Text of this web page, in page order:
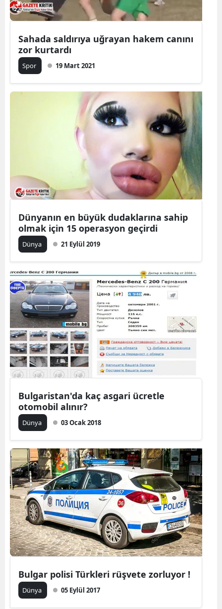
Sahada saldırıya uğrayan hakem canını
zor kurtardı
Spor 19 Mart 2021
Dünyanın en büyük dudaklarına sahip
olmak için 15 operasyon geçirdi
Dünya 21 Eylül 2019
Bulgaristan'da kaç asgari ücretle
otomobil alınır?
Dünya 03 Ocak 2018
Bulgar polisi Türkleri rüşvete zorluyor !
Dünya 05 Eylül 2017